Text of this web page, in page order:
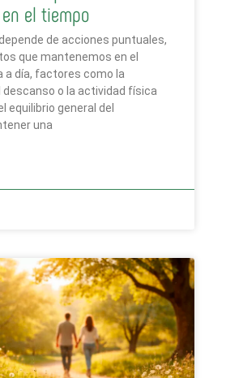
el tiempo
de acciones puntuales,
que mantenemos en el
a día, factores como la
descanso o la actividad física
equilibrio general del
una